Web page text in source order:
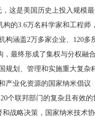
这是美国历史上投入规模
的3.6万名科学家和工程
构涵盖2万多家企业、120
最终形成了集权与分权融
规划、管理和实施重大复
产业化资源的国家纳米倡议
个联邦部门的复杂且有效
战略决策，国家纳米技术